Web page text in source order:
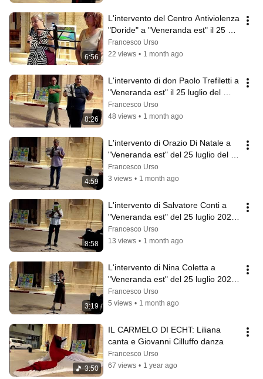
6:56
L'intervento del Centro Antiviolenza
"Doride" a "Veneranda est" il 25
luglio 2025 ad Avola
Francesco Urso
22 views • 1 month ago
8:26
L'intervento di don Paolo Trefiletti a
"Veneranda est" il 25 luglio del
2025 ad Avola
Francesco Urso
48 views • 1 month ago
4:59
L'intervento di Orazio Di Natale a
"Veneranda est" del 25 luglio del
2025 ad Avola
Francesco Urso
3 views • 1 month ago
8:58
L'intervento di Salvatore Conti a
"Veneranda est" del 25 luglio 2025
ad Avola
Francesco Urso
13 views • 1 month ago
3:19
L'intervento di Nina Coletta a
"Veneranda est" del 25 luglio 2025
ad Avola
Francesco Urso
5 views • 1 month ago
3:50
IL CARMELO DI ECHT: Liliana
canta e Giovanni Cilluffo danza
Francesco Urso
67 views • 1 year ago